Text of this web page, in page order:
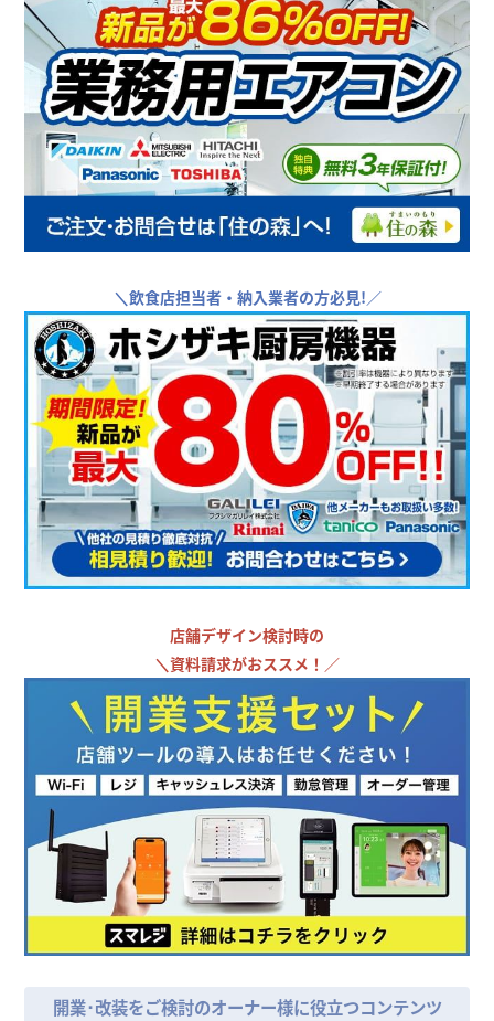
＼飲食店担当者・納入業者の方必見!／
店舗デザイン検討時の
＼資料請求がおススメ！／
開業･改装をご検討のオーナー様に役立つコンテンツ